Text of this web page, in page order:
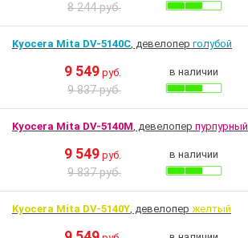
8 244 руб.
Kyocera Mita DV-5140C, девелопер голубой
9 549 руб.
9 837 руб.
в наличии
Kyocera Mita DV-5140M, девелопер пурпурный
9 549 руб.
9 837 руб.
в наличии
Kyocera Mita DV-5140Y, девелопер желтый